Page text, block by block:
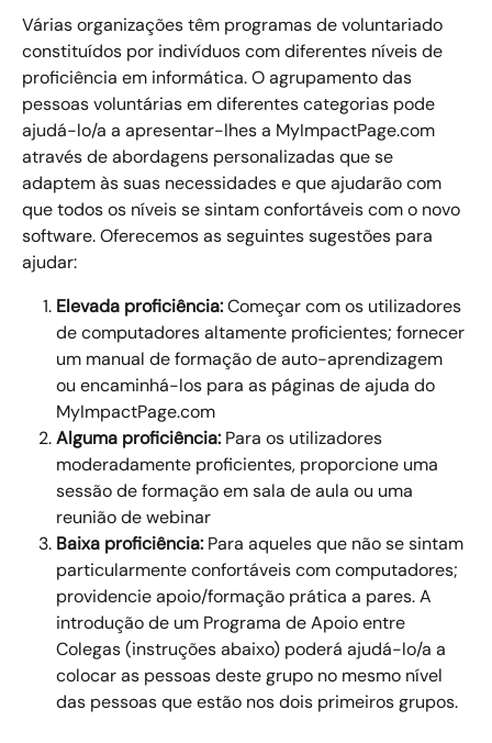
Várias organizações têm programas de voluntariado
constituídos por indivíduos com diferentes níveis de
proficiência em informática. O agrupamento das
pessoas voluntárias em diferentes categorias pode
ajudá-lo/a a apresentar-lhes a MyImpactPage.com
através de abordagens personalizadas que se
adaptem às suas necessidades e que ajudarão com
que todos os níveis se sintam confortáveis com o novo
software. Oferecemos as seguintes sugestões para
ajudar:
Elevada proficiência: Começar com os utilizadores
de computadores altamente proficientes; fornecer
um manual de formação de auto-aprendizagem
ou encaminhá-los para as páginas de ajuda do
MyImpactPage.com
Alguma proficiência: Para os utilizadores
moderadamente proficientes, proporcione uma
sessão de formação em sala de aula ou uma
reunião de webinar
Baixa proficiência: Para aqueles que não se sintam
particularmente confortáveis com computadores;
providencie apoio/formação prática a pares. A
introdução de um Programa de Apoio entre
Colegas (instruções abaixo) poderá ajudá-lo/a a
colocar as pessoas deste grupo no mesmo nível
das pessoas que estão nos dois primeiros grupos.